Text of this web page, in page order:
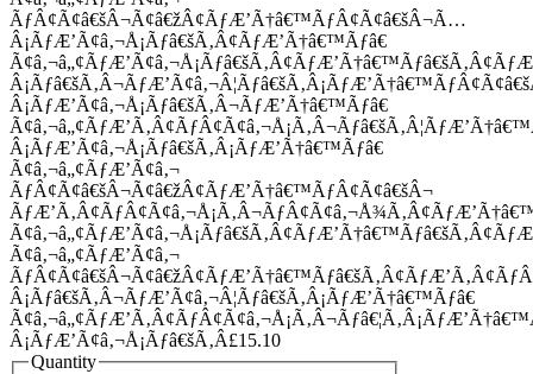
ÃƒÂ¢Ã¢â€šÂ¬Ã¢â€žÂ¢ÃƒÆ’Ã†â€™ÃƒÂ¢Ã¢â€šÂ¬Ã…
Â¡ÃƒÆ’Ã¢â‚¬Å¡Ãƒâ€šÃ‚Â¢ÃƒÆ’Ã†â€™Ãƒâ€
Â¡ÃƒÆ’Ã¢â‚¬Å¡Ãƒâ€šÃ‚Â¬ÃƒÆ’Ã†â€™Ãƒâ€
Â¡ÃƒÆ’Ã¢â‚¬Å¡Ãƒâ€šÃ‚Â¡ÃƒÆ’Ã†â€™Ãƒâ€
Ã¢â‚¬â„¢ÃƒÆ’Ã¢â‚¬
ÃƒÂ¢Ã¢â€šÂ¬Ã¢â€žÂ¢ÃƒÆ’Ã†â€™ÃƒÂ¢Ã¢â€šÂ¬
Ã¢â‚¬â„¢ÃƒÆ’Ã¢â‚¬
Â¡Ãƒâ€šÃ‚Â¬ÃƒÆ’Ã¢â‚¬Â¦Ãƒâ€šÃ‚Â¡ÃƒÆ’Ã†â€™Ãƒâ€
Â¡ÃƒÆ’Ã¢â‚¬Å¡Ãƒâ€šÃ‚Â£15.10
Quantity